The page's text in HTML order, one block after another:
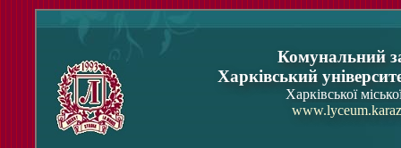
Комунальний
Харківський
Харківської